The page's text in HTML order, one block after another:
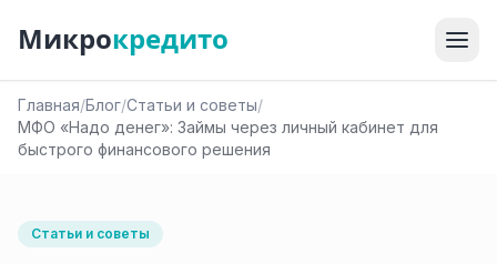
Микрокредито
Главная/Блог/Статьи и советы/
МФО «Надо денег»: Займы через личный кабинет для
быстрого финансового решения
Статьи и советы